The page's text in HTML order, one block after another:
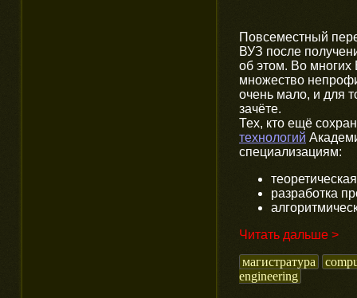
Повсеместный
ВУЗ после
об этом. Во многих
множество
очень мало, и для
зачёте.
Тех, кто ещё
технологий
специализациям:
разработка
Читать дальше >
магистратура
engineering